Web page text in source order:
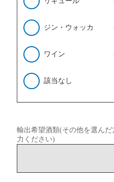
ジン・ウォッカ
ワイン
該当なし
輸出希望酒類(その他を選んだ
力ください)